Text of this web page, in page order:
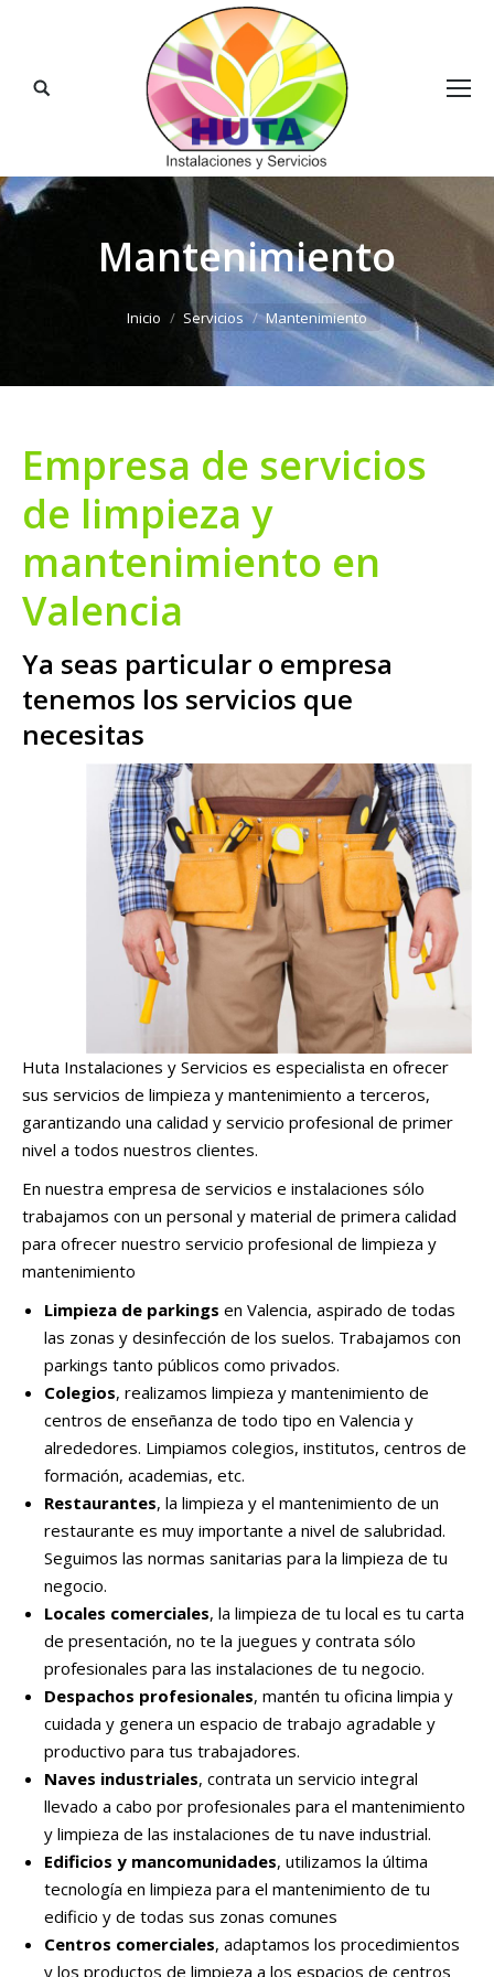
Buscar:
Mantenimiento
Estás aquí:
Inicio Servicios Mantenimiento
Empresa de servicios
de limpieza y
mantenimiento en
Valencia
Ya seas particular o empresa
tenemos los servicios que
necesitas
Huta Instalaciones y Servicios es especialista en ofrecer
sus servicios de limpieza y mantenimiento a terceros,
garantizando una calidad y servicio profesional de primer
nivel a todos nuestros clientes.
En nuestra empresa de servicios e instalaciones sólo
trabajamos con un personal y material de primera calidad
para ofrecer nuestro servicio profesional de limpieza y
mantenimiento
Limpieza de parkings en Valencia, aspirado de todas
las zonas y desinfección de los suelos. Trabajamos con
parkings tanto públicos como privados.
Colegios, realizamos limpieza y mantenimiento de
centros de enseñanza de todo tipo en Valencia y
alrededores. Limpiamos colegios, institutos, centros de
formación, academias, etc.
Restaurantes, la limpieza y el mantenimiento de un
restaurante es muy importante a nivel de salubridad.
Seguimos las normas sanitarias para la limpieza de tu
negocio.
Locales comerciales, la limpieza de tu local es tu carta
de presentación, no te la juegues y contrata sólo
profesionales para las instalaciones de tu negocio.
Despachos profesionales, mantén tu oficina limpia y
cuidada y genera un espacio de trabajo agradable y
productivo para tus trabajadores.
Naves industriales, contrata un servicio integral
llevado a cabo por profesionales para el mantenimiento
y limpieza de las instalaciones de tu nave industrial.
Edificios y mancomunidades, utilizamos la última
tecnología en limpieza para el mantenimiento de tu
edificio y de todas sus zonas comunes
Centros comerciales, adaptamos los procedimientos
y los productos de limpieza a los espacios de centros